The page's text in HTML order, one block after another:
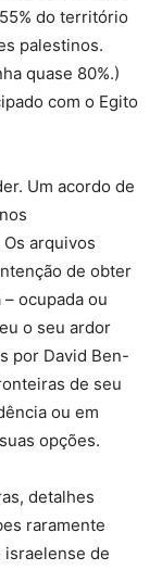
do território
palestinos.
quase 80%.)
com o Egito
Um acordo de
arquivos
de obter
ocupada ou
o seu ardor
por David Ben-
de seu
ou em
opções.
detalhes
raramente
israelense de